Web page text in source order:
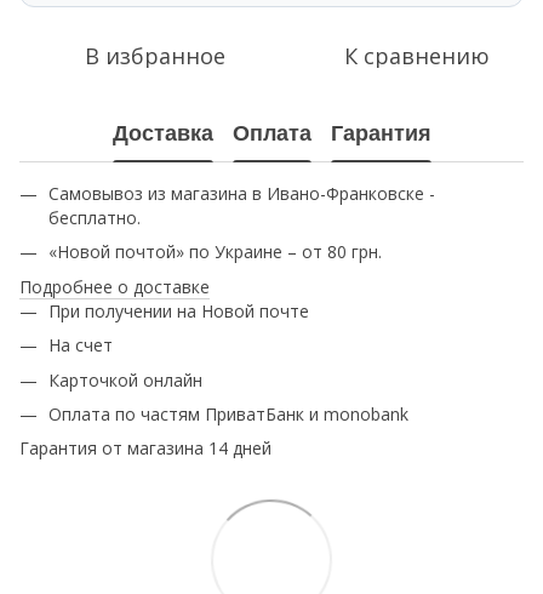
В избранное К сравнению
Доставка Оплата Гарантия
Самовывоз из магазина в Ивано-Франковске -
бесплатно.
«Новой почтой» по Украине – от 80 грн.
Подробнее о доставке
При получении на Новой почте
На счет
Карточкой онлайн
Оплата по частям ПриватБанк и monobank
Гарантия от магазина 14 дней